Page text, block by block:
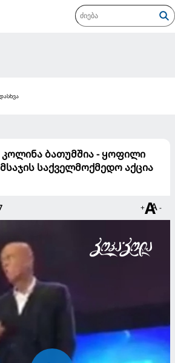
ბათუმშია - ყოფილი
საქველმოქმედო აქცია
+ -